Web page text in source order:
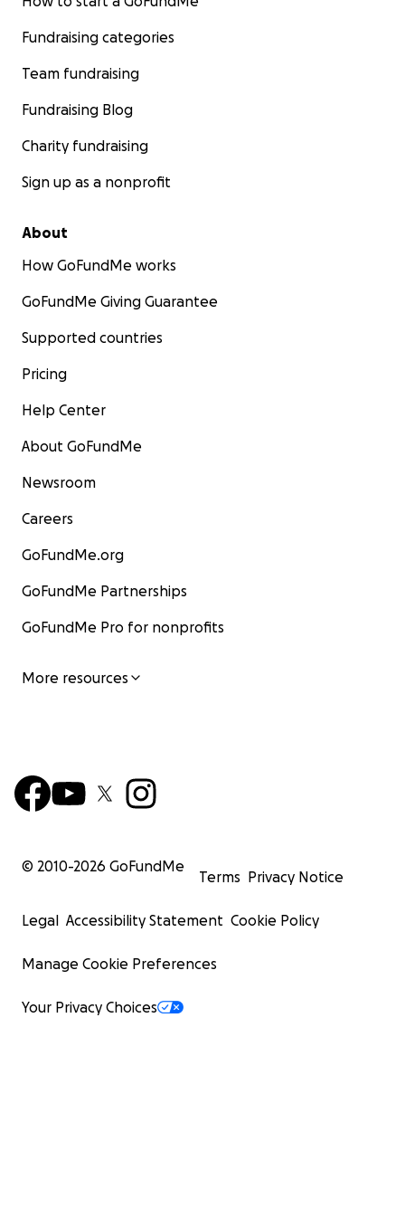
Fundraising categories
Team fundraising
Fundraising Blog
Charity fundraising
Sign up as a nonprofit
About
How GoFundMe works
GoFundMe Giving Guarantee
Supported countries
Pricing
Help Center
About GoFundMe
Newsroom
Careers
GoFundMe.org
GoFundMe Partnerships
GoFundMe Pro for nonprofits
More resources
© 2010-2026 GoFundMe
Terms Privacy Notice
Legal Accessibility Statement Cookie Policy
Manage Cookie Preferences
Your Privacy Choices